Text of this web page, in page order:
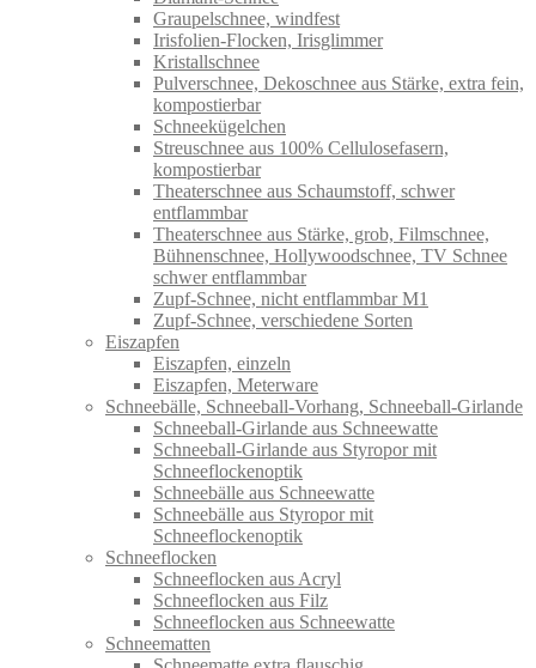
Graupelschnee, windfest
Irisfolien-Flocken, Irisglimmer
Kristallschnee
Pulverschnee, Dekoschnee aus Stärke, extra fein,
kompostierbar
Schneekügelchen
Streuschnee aus 100% Cellulosefasern,
kompostierbar
Theaterschnee aus Schaumstoff, schwer
entflammbar
Theaterschnee aus Stärke, grob, Filmschnee,
Bühnenschnee, Hollywoodschnee, TV Schnee
schwer entflammbar
Zupf-Schnee, nicht entflammbar M1
Zupf-Schnee, verschiedene Sorten
Eiszapfen
Eiszapfen, einzeln
Eiszapfen, Meterware
Schneebälle, Schneeball-Vorhang, Schneeball-Girlande
Schneeball-Girlande aus Schneewatte
Schneeball-Girlande aus Styropor mit
Schneeflockenoptik
Schneebälle aus Schneewatte
Schneebälle aus Styropor mit
Schneeflockenoptik
Schneeflocken
Schneeflocken aus Acryl
Schneeflocken aus Filz
Schneeflocken aus Schneewatte
Schneematten